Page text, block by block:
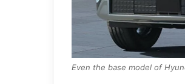
Even the base model of